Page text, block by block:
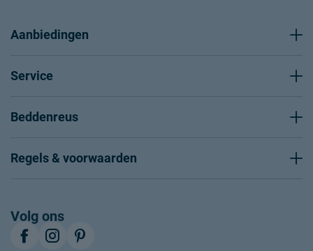
Aanbiedingen
Service
Beddenreus
Regels & voorwaarden
Volg ons